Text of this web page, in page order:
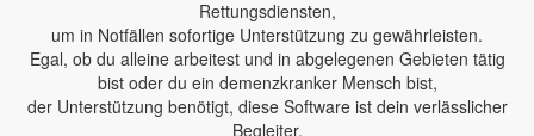
Rettungsdiensten,
um in Notfällen sofortige Unterstützung zu gewährleisten.
Egal, ob du alleine arbeitest und in abgelegenen Gebieten tätig
bist oder du ein demenzkranker Mensch bist,
der Unterstützung benötigt, diese Software ist dein verlässlicher
Begleiter.